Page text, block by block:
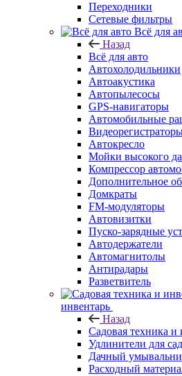
Переходники
Сетевые фильтры
Всё для
Назад
Всё для авто
Автохолодильники
Автоакустика
Автопылесосы
GPS-навигаторы
Автомобильные
Автокресло
Мойки высокого
Компрессор
Дополнительное
Домкраты
FM-модуляторы
Автовизитки
Пуско-зарядные
Автодержатели
Автомагнитолы
Антирадары
Разветвитель
инвентарь
Назад
Садовая техника и
Удлинители для
Дачный
Расходный